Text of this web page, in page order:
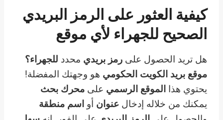
كيفية العثور على الرمز البريدي
الصحيح للجهراء لأي موقع
هل تريد الحصول على رمز بريدي محدد للجهراء؟
موقع بريد الكويت الحكومي هو وجهتك المفضلة!
يحتوي هذا الموقع الرسمي على محرك بحث
يمكنك من خلاله إدخال عنوان أو اسم منطقة